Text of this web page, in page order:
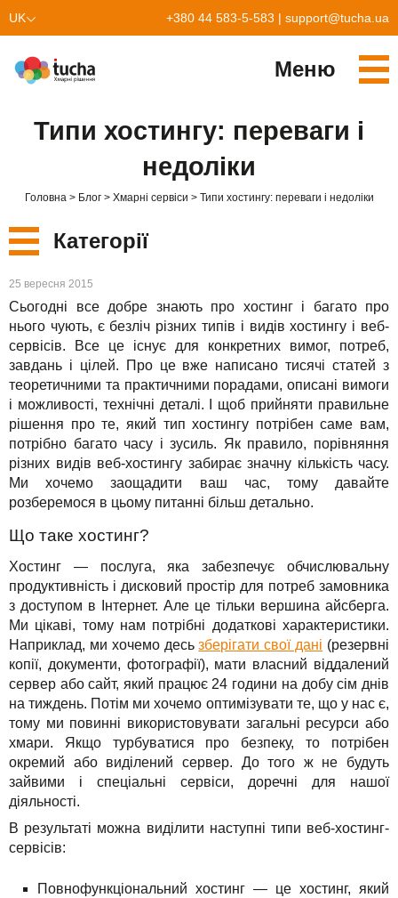
UK +380 44 583-5-583 | support@tucha.ua
Меню
TuchaHost
TuchaMetal
TuchaBackup
TuchaHosting
TuchaSync
Хостинг CRM
Хостинг сайтів-конструкторів
Віддалений офіс
Реселінг хостингу
Про нас
Компанія
Кар'єра
Контакти
Типи хостингу: переваги і
недоліки
Головна Блог Хмарні сервіси Типи хостингу: переваги і недоліки
Категорії
Нові
Сервіси
Рішення
Для бізнесу
Техпідтримка
Інструкції
FAQ
Інтерв'ю
Авторська колонка
Події
Свята
Акції
25 вересня 2015
Сьогодні все добре знають про хостинг і багато про
нього чують, є безліч різних типів і видів хостингу і веб-
сервісів. Все це існує для конкретних вимог, потреб,
завдань і цілей. Про це вже написано тисячі статей з
теоретичними та практичними порадами, описані вимоги
і можливості, технічні деталі. І щоб прийняти правильне
рішення про те, який тип хостингу потрібен саме вам,
потрібно багато часу і зусиль. Як правило, порівняння
різних видів веб-хостингу забирає значну кількість часу.
Ми хочемо заощадити ваш час, тому давайте
розберемося в цьому питанні більш детально.
Що таке хостинг?
Хостинг — послуга, яка забезпечує обчислювальну
продуктивність і дисковий простір для потреб замовника
з доступом в Інтернет. Але це тільки вершина айсберга.
Ми цікаві, тому нам потрібні додаткові характеристики.
Наприклад, ми хочемо десьзберігати свої дані (резервні
копії, документи, фотографії), мати власний віддалений
сервер або сайт, який працює 24 години на добу сім днів
на тиждень. Потім ми хочемо оптимізувати те, що у нас є,
тому ми повинні використовувати загальні ресурси або
хмари. Якщо турбуватися про безпеку, то потрібен
окремий або виділений сервер. До того ж не будуть
зайвими і спеціальні сервіси, доречні для нашої
діяльності.
В результаті можна виділити наступні типи веб-хостинг-
сервісів:
Повнофункціональний хостинг — це хостинг, який